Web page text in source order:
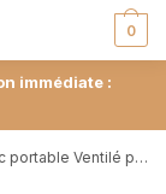
0
immédiate :
Ventilé pour Bureau en Aluminium